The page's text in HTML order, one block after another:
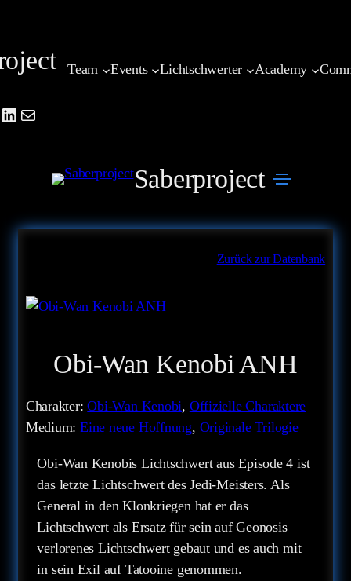
springen
Mail
Team Events Lichtschwerter Academy
Saberproject
Zurück zur Datenbank
Obi-Wan Kenobi ANH
Charakter:Obi-Wan Kenobi, Offizielle Charaktere
Medium: Eine neue Hoffnung, Originale Trilogie
Obi-Wan Kenobis Lichtschwert aus Episode 4 ist
das letzte Lichtschwert des Jedi-Meisters. Als
General in den Klonkriegen hat er das
Lichtschwert als Ersatz für sein auf Geonosis
verlorenes Lichtschwert gebaut und es auch mit
in sein Exil auf Tatooine genommen.